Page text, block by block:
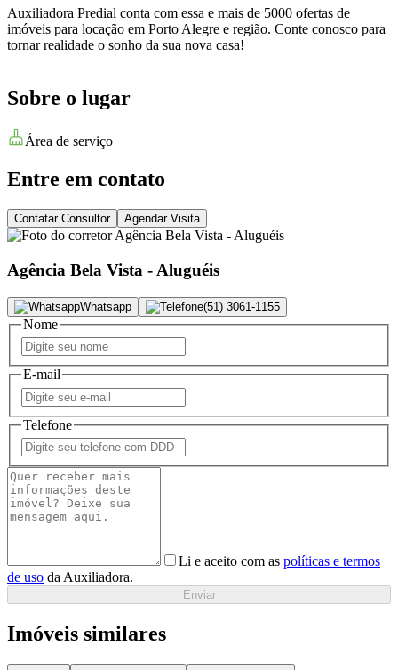
Auxiliadora Predial conta com essa e mais de 5000 ofertas de
imóveis para locação em Porto Alegre e região. Conte conosco para
tornar realidade o sonho da sua nova casa!
Sobre o lugar
Área de serviço
Entre em contato
Contatar Consultor Agendar Visita
Agência Bela Vista - Aluguéis
Whatsapp (51) 3061-1155
Nome
E-mail
Telefone
Li e aceito com as políticas e termos
de uso da Auxiliadora.
Enviar
Imóveis similares